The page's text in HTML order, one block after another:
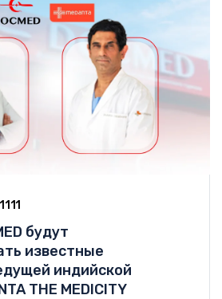
1111
будут
известные
индийской
THE MEDICITY